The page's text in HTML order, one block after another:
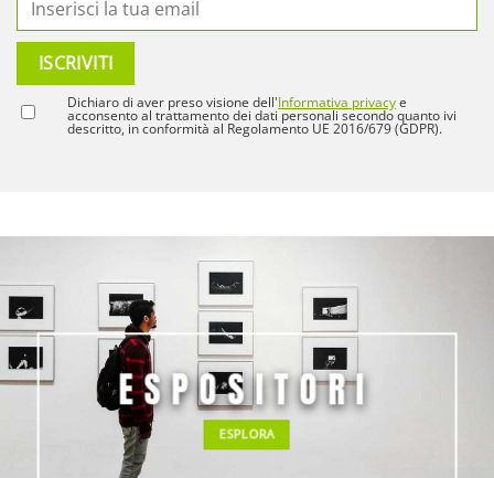
Dichiaro di aver preso visione dell'Informativa privacye
acconsento al trattamento dei dati personali secondo quanto ivi
descritto, in conformità al Regolamento UE 2016/679 (GDPR).
ESPOSITORI
ESPLORA